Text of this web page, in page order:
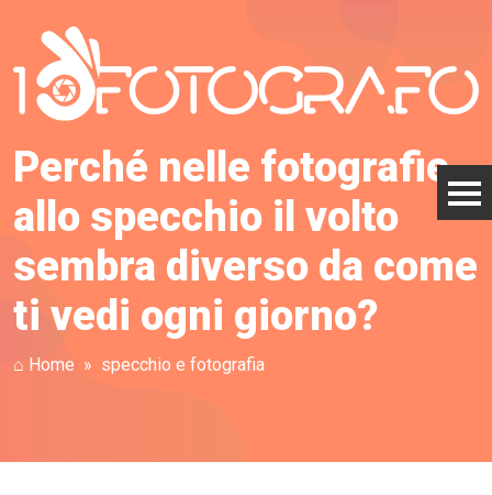
Perché nelle fotografie
allo specchio il volto
sembra diverso da come
ti vedi ogni giorno?
⌂ Home specchio e fotografia